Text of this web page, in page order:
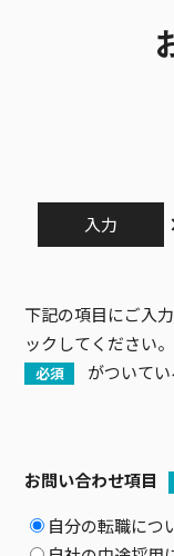
入力
下記の項目にご入
ックしてください。
必須 がついて
お問い合わせ項目
自分の転職につ